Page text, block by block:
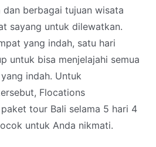
berbagai tujuan wisata
sayang untuk dilewatkan.
yang indah, satu hari
untuk bisa menjelajahi semua
indah. Untuk
Flocations
tour Bali selama 5 hari 4
untuk Anda nikmati.